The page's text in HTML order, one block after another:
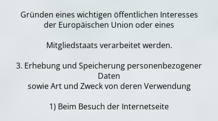
Gründen eines wichtigen öffentlichen Interesses
der Europäischen Union oder eines
Mitgliedstaats verarbeitet werden.
3. Erhebung und Speicherung personenbezogener
Daten
sowie Art und Zweck von deren Verwendung
1) Beim Besuch der Internetseite